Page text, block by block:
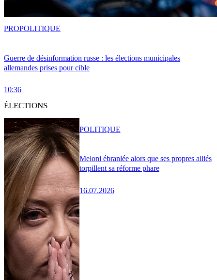
Guerre de désinformation russe : les élections municipales
allemandes prises pour cible
10:36
PROPOLITIQUE
ÉLECTIONS
Meloni ébranlée alors que ses propres alliés
torpillent sa réforme phare
16.07.2026
POLITIQUE